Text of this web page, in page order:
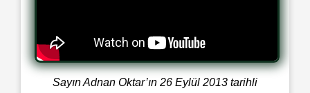
Sayın Adnan Oktar’ın 26 Eylül 2013 tarihli